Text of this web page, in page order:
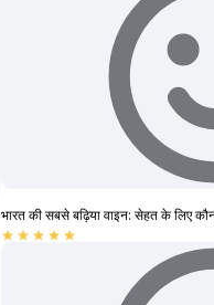
भारत की सबसे बढ़िया वाइन: सेहत के लिए
star star star star star